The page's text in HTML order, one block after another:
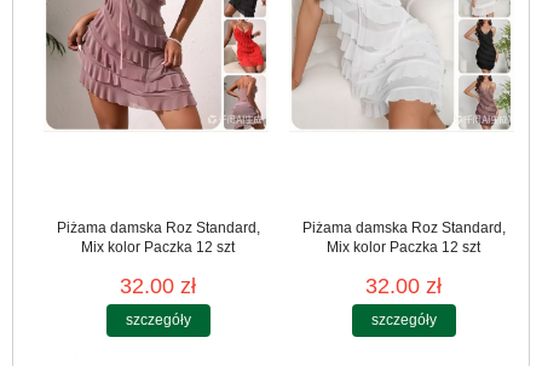
Piżama damska Roz Standard,
Mix kolor Paczka 12 szt
32.00 zł
szczegóły
Piżama damska Roz Standard,
Mix kolor Paczka 12 szt
32.00 zł
szczegóły